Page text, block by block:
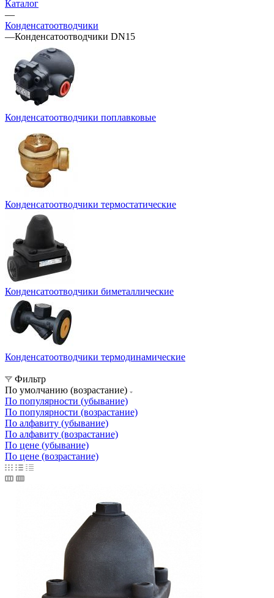
Каталог
—
Конденсатоотводчики
—Конденсатоотводчики DN15
Конденсатоотводчики поплавковые
Конденсатоотводчики термостатические
Конденсатоотводчики биметаллические
Конденсатоотводчики термодинамические
Фильтр
По умолчанию (возрастание)
По популярности (убывание)
По популярности (возрастание)
По алфавиту (убывание)
По алфавиту (возрастание)
По цене (убывание)
По цене (возрастание)